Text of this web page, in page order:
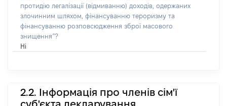
протидію легалізації (відмиванню) доходів, одержаних
злочинним шляхом, фінансуванню тероризму та
фінансуванню розповсюдження зброї масового
знищення”?
Ні
2.2. Інформація про членів сім'ї
суб'єкта декларування